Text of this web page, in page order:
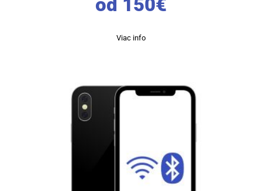
od 150€
Viac info